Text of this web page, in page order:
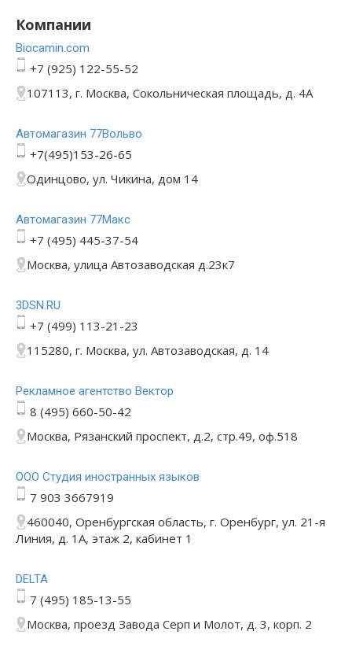
Компании
Bioсamin.com
+7 (925) 122-55-52
107113, г. Москва, Сокольническая площадь, д. 4А
Автомагазин 77Вольво
+7(495)153-26-65
Одинцово, ул. Чикина, дом 14
Автомагазин 77Макс
+7 (495) 445-37-54
Москва, улица Автозаводская д.23к7
3DSN.RU
+7 (499) 113-21-23
115280, г. Москва, ул. Автозаводская, д. 14
Рекламное агентство Вектор
8 (495) 660-50-42
Москва, Рязанский проспект, д.2, стр.49, оф.518
ООО Студия иностранных языков
7 903 3667919
460040, Оренбургская область, г. Оренбург, ул. 21-я
Линия, д. 1А, этаж 2, кабинет 1
DELTA
7 (495) 185-13-55
Москва, проезд Завода Серп и Молот, д. 3, корп. 2